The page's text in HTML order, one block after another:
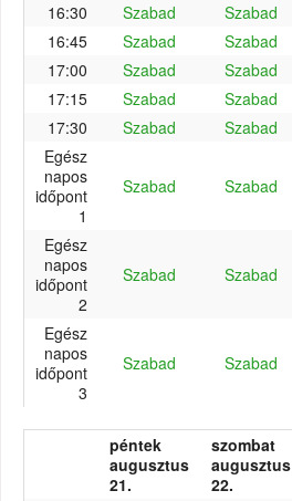
16:30 Szabad Szabad
16:45
Szabad Szabad
17:00
Szabad Szabad
17:15
Szabad Szabad
17:30
Szabad Szabad
Egész
napos
időpont
1
Szabad Szabad
Egész
napos
időpont
2
Szabad Szabad
Egész
napos
időpont
3
Szabad Szabad
péntek
augusztus
21.
szombat
augusztus
22.